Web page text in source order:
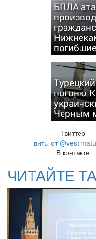
БПЛА
погибшие
погоню
Черным
Твиттер
Твиты от
В контакте
ЧИТАЙТЕ